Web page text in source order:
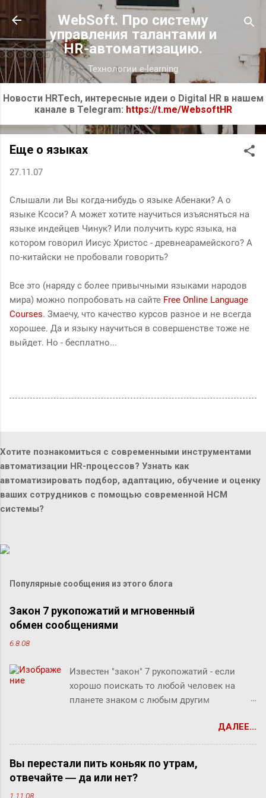
К основному контенту
WebSoft. Про систему
управления талантами и
HR-автоматизацию.
Технологии e-learning
Новости HRTech, интересные идеи о Digital HR в нашем
канале в Telegram: https://t.me/WebsoftHR
Еще о языках
27.11.07
Слышали ли Вы когда-нибудь о языке Абенаки? А о
языке Ксоси? А может хотите научиться изъясняться на
языке индейцев Чинук? Или получить курс языка, на
котором говорил Иисус Христос - древнеарамейского? А
по-китайски не пробовали говорить?
Все это (наряду с более привычными языками народов
мира) можно попробовать на сайте Free Online Language
Courses. Змаечу, что качество курсов разное и не всегда
хорошее. Да и языку научиться в совершенстве тоже не
выйдет. Но - бесплатно...
Хотите познакомиться с современными инструментами
автоматизации HR-процессов? Узнать как
автоматизировать подбор, адаптацию, обучение и оценку
ваших сотрудников с помощью современной HCM
системы?
Популярные сообщения из этого блога
Закон 7 рукопожатий и мгновенный
обмен сообщениями
6.8.08
Известен "закон" 7 рукопожатий - если
хорошо поискать то любой человек на
планете знаком с любым другим
людьми. Этот как бы закон, разумеется, не
доказан, но есть предположение что он
Закон вполне отражает концепцию
"маленького мира", который продолжает
ДАЛЕЕ...
Вы перестали пить коньяк по утрам,
отвечайте ― да или нет?
1.11.08